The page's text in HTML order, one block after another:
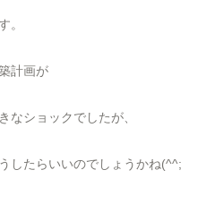
。
計画が
なショックでしたが、
したらいいのでしょうかね(^^;